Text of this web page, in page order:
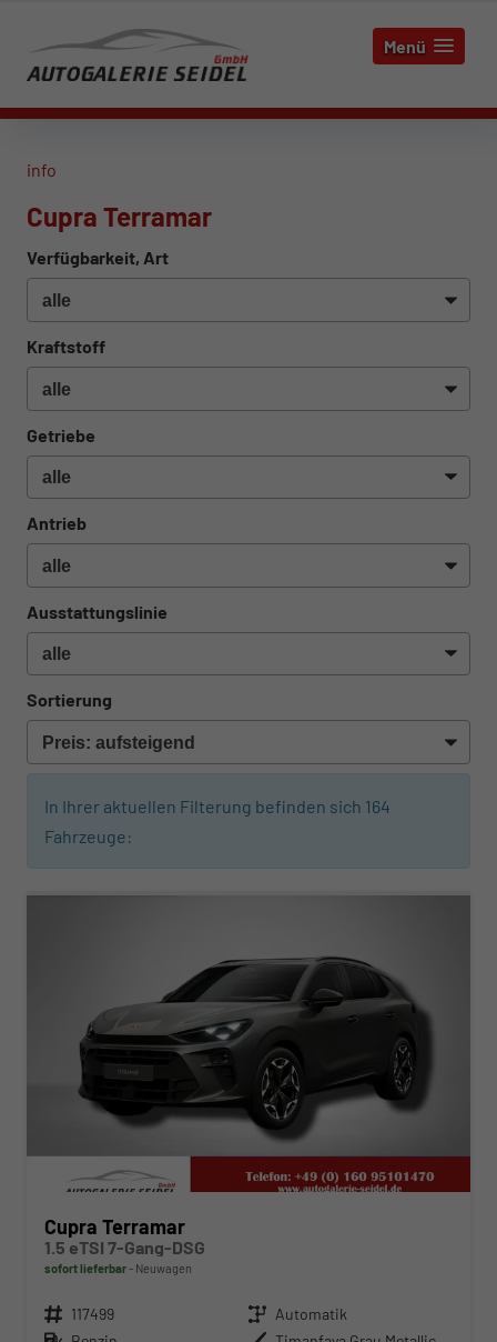
Menü
info
Cupra Terramar
Verfügbarkeit, Art
Kraftstoff
Getriebe
Antrieb
Ausstattungslinie
Sortierung
In Ihrer aktuellen Filterung befinden sich 164
Fahrzeuge:
ab 398,– € mtl.
Cupra Terramar
1.5 eTSI 7-Gang-DSG
sofort lieferbar Neuwagen
Fahrzeugnr. 117499 Getriebe Automatik